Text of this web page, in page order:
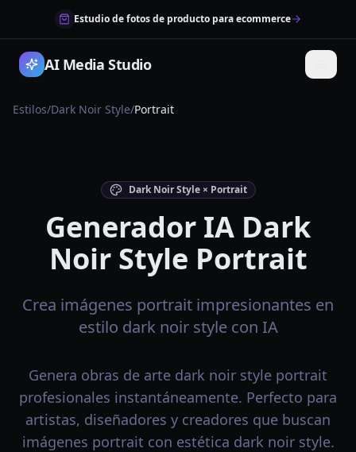
Estudio de fotos de producto para ecommerce
AI Media Studio
Estilos/Dark Noir Style/Portrait
Dark Noir Style × Portrait
Generador IA Dark
Noir Style Portrait
Crea imágenes portrait impresionantes en
estilo dark noir style con IA
Genera obras de arte dark noir style portrait
profesionales instantáneamente. Perfecto para
artistas, diseñadores y creadores que buscan
imágenes portrait con estética dark noir style.